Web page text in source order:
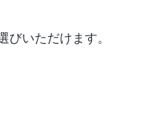
いただけます。